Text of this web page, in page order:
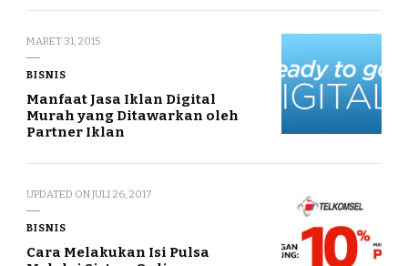
MARET 31, 2015
BISNIS
Manfaat Jasa Iklan Digital
Murah yang Ditawarkan oleh
Partner Iklan
UPDATED ONJULI 26, 2017
BISNIS
Cara Melakukan Isi Pulsa